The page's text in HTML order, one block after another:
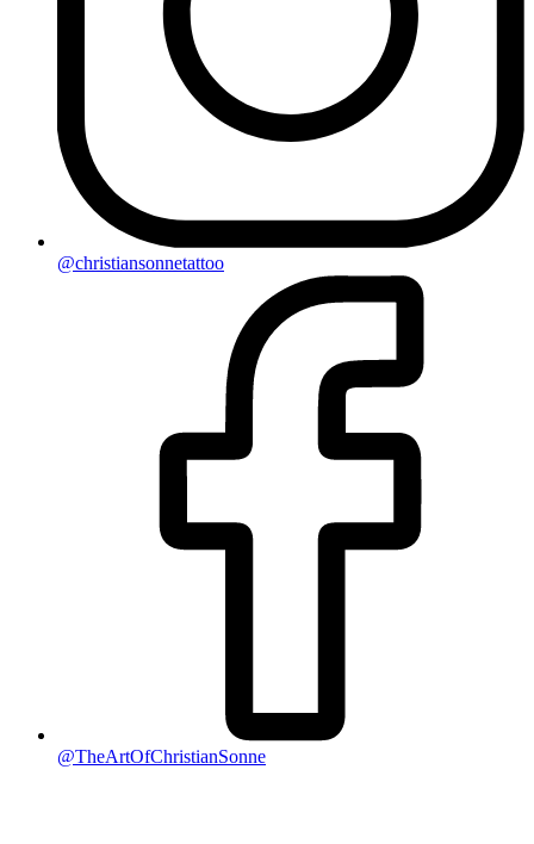
@christiansonnetattoo
@TheArtOfChristianSonne